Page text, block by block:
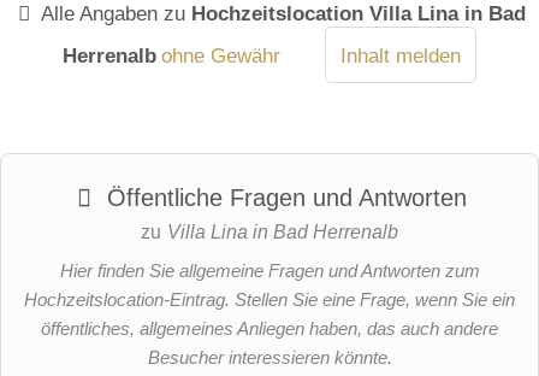
Alle Angaben zu Hochzeitslocation Villa Lina in Bad
Herrenalb ohne Gewähr Inhalt melden
Öffentliche Fragen und Antworten
zu Villa Lina in Bad Herrenalb
Hier finden Sie allgemeine Fragen und Antworten zum
Hochzeitslocation-Eintrag. Stellen Sie eine Frage, wenn Sie ein
öffentliches, allgemeines Anliegen haben, das auch andere
Besucher interessieren könnte.